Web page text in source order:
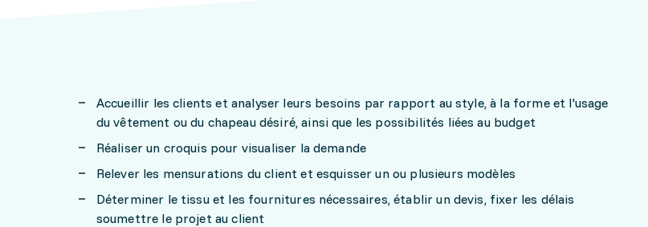
Accueillir les clients et analyser leurs besoins par rapport au style, à la forme et l'usage
du vêtement ou du chapeau désiré, ainsi que les possibilités liées au budget
Réaliser un croquis pour visualiser la demande
Relever les mensurations du client et esquisser un ou plusieurs modèles
Déterminer le tissu et les fournitures nécessaires, établir un devis, fixer les délais
soumettre le projet au client